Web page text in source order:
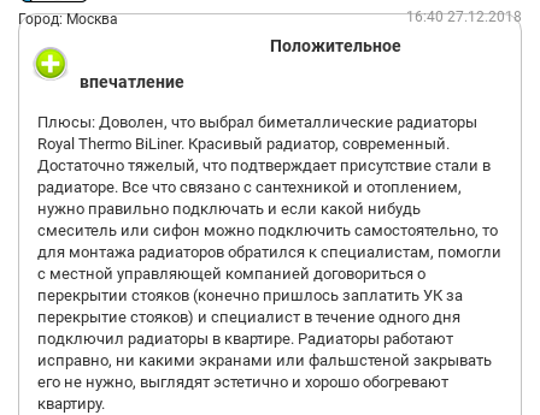
Город: Москва 16:40 27.12.2018
Положительное
впечатление
Плюсы: Доволен, что выбрал биметаллические радиаторы
Royal Thermo BiLiner. Красивый радиатор, современный.
Достаточно тяжелый, что подтверждает присутствие стали в
радиаторе. Все что связано с сантехникой и отоплением,
нужно правильно подключать и если какой нибудь
смеситель или сифон можно подключить самостоятельно, то
для монтажа радиаторов обратился к специалистам, помогли
с местной управляющей компанией договориться о
перекрытии стояков (конечно пришлось заплатить УК за
перекрытие стояков) и специалист в течение одного дня
подключил радиаторы в квартире. Радиаторы работают
исправно, ни какими экранами или фальшстеной закрывать
его не нужно, выглядят эстетично и хорошо обогревают
квартиру.